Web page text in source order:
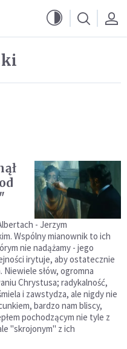
- Jerzym
Wspólny mianownik to ich
nie nadążamy - jego
irytuje, aby ostatecznie
słów, ogromna
Chrystusa; radykalność,
i zawstydza, ale nigdy nie
bardzo nam bliscy,
pochodzącym nie tyle z
"skrojonym" z ich